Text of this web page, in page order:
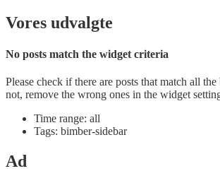
Vores udvalgte
No posts match the widget criteria
Please check if there are posts that match all
not, remove the wrong ones in the widget
Time range: all
Tags: bimber-sidebar
Ad